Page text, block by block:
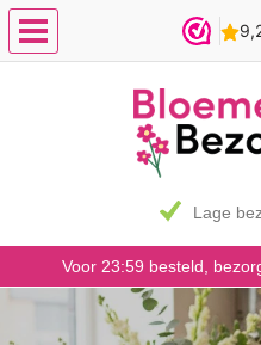
7
Voor 23:59 besteld,